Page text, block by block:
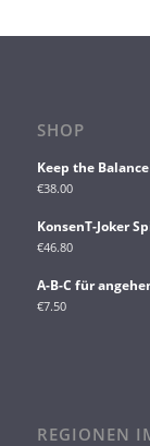
SHOP
Keep the
€38.00
KonsenT-Joker
€46.80
A-B-C für
€7.50
REGIONEN